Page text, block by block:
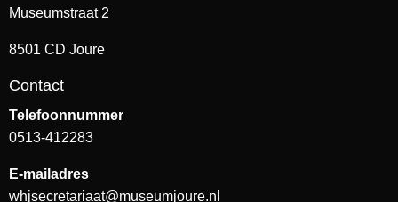
Museumstraat 2
8501 CD Joure
Contact
Telefoonnummer
0513-412283
E-mailadres
whjsecretariaat@museumjoure.nl